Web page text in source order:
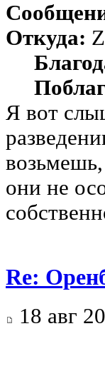
Откуда:
Я вот
они не
Re:
18 авг